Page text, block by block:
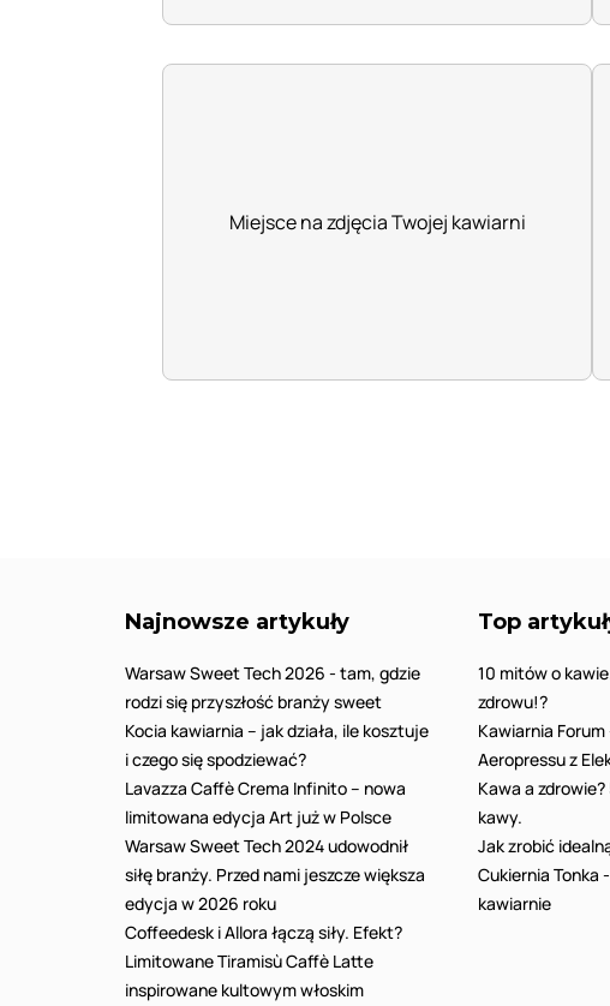
Miejsce na zdjęcia Twojej kawiarni
Najnowsze artykuły
Warsaw Sweet Tech 2026 - tam, gdzie
rodzi się przyszłość branży sweet
Kocia kawiarnia – jak działa, ile kosztuje
i czego się spodziewać?
Lavazza Caffè Crema Infinito – nowa
limitowana edycja Art już w Polsce
Warsaw Sweet Tech 2024 udowodnił
siłę branży. Przed nami jeszcze większa
edycja w 2026 roku
Coffeedesk i Allora łączą siły. Efekt?
Limitowane Tiramisù Caffè Latte
inspirowane kultowym włoskim
Top
10 mitów o
zdrowu!?
Kawiarnia
Aeropressu z
Kawa a
kawy.
Jak zrobić
Cukiernia Tonka
kawiarnie